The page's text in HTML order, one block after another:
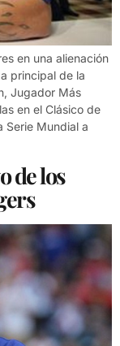
en una alienación
principal de la
Jugador Más
en el Clásico de
Serie Mundial a
de los